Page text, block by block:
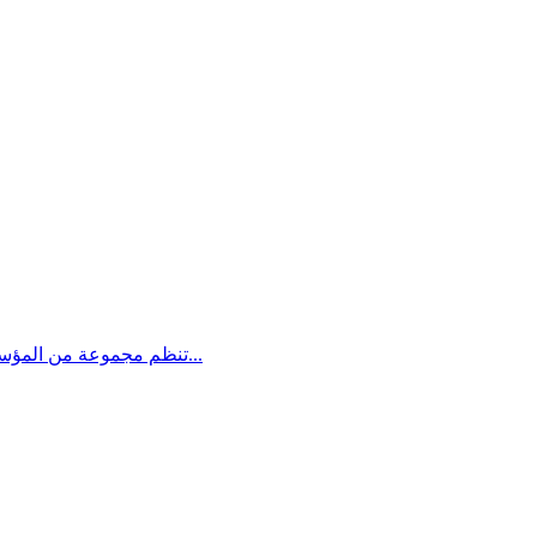
تنظم مجموعة من المؤسسات الثقافية والتربوية بمدينة حيفا بمبادرة مركز مساواة ايام الاثنين والثلاثاء 25-26 سلسلة فعاليات تحت عنوان "عيدنا ثقافة" وسيتم تنظيم...